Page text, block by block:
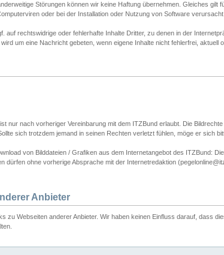
Störungen können wir keine Haftung übernehmen. Gleiches gilt
oder bei der Installation oder Nutzung von Software
auf rechtswidrige oder fehlerhafte Inhalte Dritter, zu denen in der
um eine Nachricht gebeten, wenn eigene Inhalte nicht fehlerfrei, aktuell
nur nach vorheriger Vereinbarung mit dem ITZBund erlaubt. Die
sich trotzdem jemand in seinen Rechten verletzt fühlen, möge er sich
von Bilddateien / Grafiken aus dem Internetangebot des ITZBund:
dürfen ohne vorherige Absprache mit der Internetredaktion
Anbieter
zu Webseiten anderer Anbieter. Wir haben keinen Einfluss darauf, dass